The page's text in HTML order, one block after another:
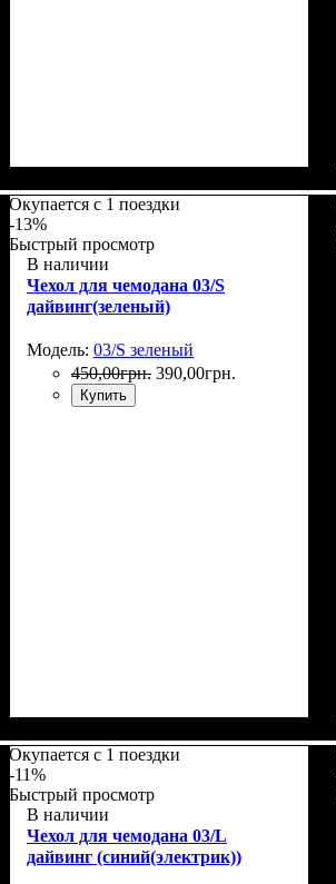
Окупается с 1 поездки
-13%
Быстрый просмотр
В наличии
Чехол для чемодана 03/S
дайвинг(зеленый)
Модель: 03/S зеленый
450,00грн. 390,00грн.
Купить
Окупается с 1 поездки
-11%
Быстрый просмотр
В наличии
Чехол для чемодана 03/L
дайвинг (синий(электрик))